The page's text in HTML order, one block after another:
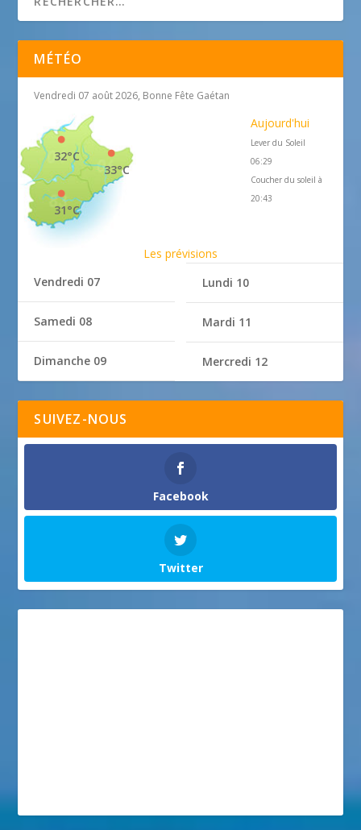
MÉTÉO
Vendredi 07 août 2026, Bonne Fête Gaétan
33°C
32°C
31°C
Aujourd'hui
Lever du Soleil
06:29
Coucher du soleil à
20:43
Les prévisions
Vendredi 07
Samedi 08
Dimanche 09
Lundi 10
Mardi 11
Mercredi 12
SUIVEZ-NOUS
Facebook
Twitter